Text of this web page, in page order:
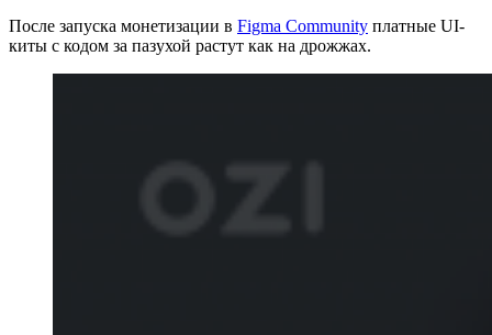
После запуска монетизации в Figma Community платные UI-
киты с кодом за пазухой растут как на дрожжах.